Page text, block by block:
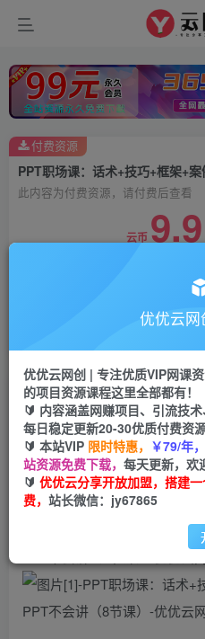
此内容为付费资源，请付费后查看
云币 9.9
立即
付费资源
PPT职场课：话术+技巧
PPT不会讲（8节课）
优优云网创
2年前发布
优优云网
优优云网创 | 专注优质VIP网课
的项目资源课程这里全部都有！
🔰 内容涵盖网赚项目、引流技
每日稳定更新20-30优质付费资源
🔰 本站VIP 限时特惠， ￥79/年
站资源免费下载， 每天更新，欢
🔰 优优云分享开放加盟，搭建
费， 站长微信：jy67865